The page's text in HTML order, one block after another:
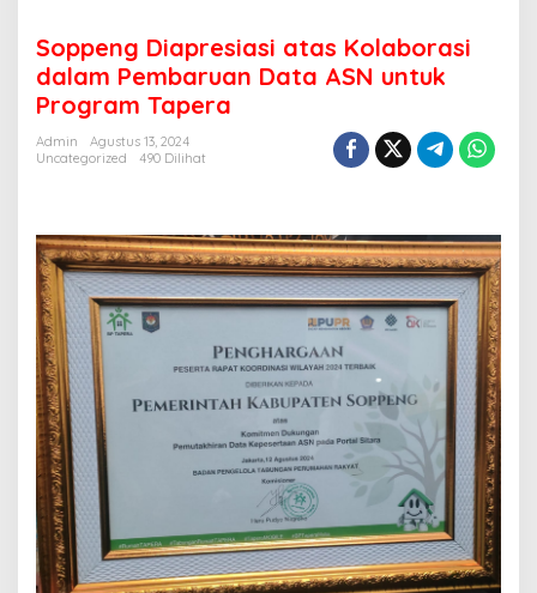
Soppeng Diapresiasi atas Kolaborasi
dalam Pembaruan Data ASN untuk
Program Tapera
Admin
Agustus 13, 2024
Uncategorized
490 Dilihat